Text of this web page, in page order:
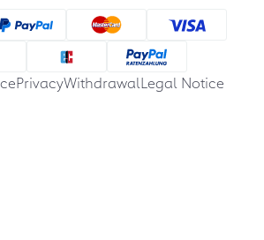
PrivacyWithdrawalLegal Notice